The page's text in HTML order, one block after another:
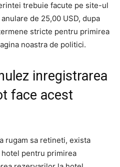
trebuie facute pe site-ul
de 25,00 USD, dupa
stricte pentru primirea
noastra de politici.
inregistrarea
face acest
rugam sa retineti, exista
pentru primirea